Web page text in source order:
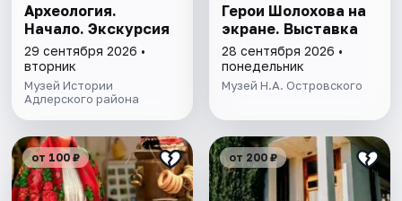
Археология.
Начало. Экскурсия
29 сентября 2026 •
вторник
Музей Истории
Адлерского района
Герои Шолохова на
экране. Выставка
28 сентября 2026 •
понедельник
Музей Н.А. Островского
от 100 ₽ от 200 ₽